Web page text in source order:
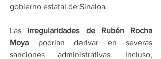
gobierno estatal de Sinaloa.
Las irregularidades de Rubén Rocha
Moya podrían derivar en severas
sanciones administrativas. Incluso,